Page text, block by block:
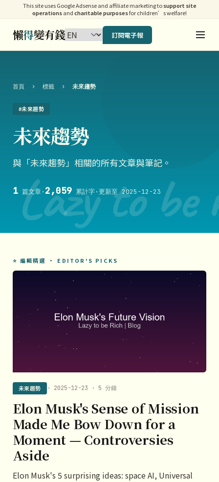
This site uses Google Adsense and affiliate marketing tosupport site
operationsandcharitable purposesfor children’s welfare!
懶得變有錢 訂閱電子報
Lazy to be
首頁 › 標籤 › 未來趨勢
#未來趨勢
未來趨勢
與「未來趨勢」相關的所有文章與筆記。
1篇文章· 2,059累計字·更新至 2025-12-23
⭐ 編輯精選 · EDITOR'S PICKS
未來趨勢 · 2025-12-23 · 5 分鐘
Elon Musk's Sense of Mission
Made Me Bow Down for a
Moment — Controversies
Aside
Elon Musk's 5 surprising ideas: space AI, Universal